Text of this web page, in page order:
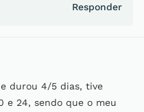
Responder
durou 4/5 dias, tive
e 24, sendo que o meu